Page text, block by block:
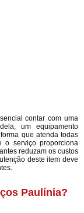
contar com uma
um equipamento
que atenda todas
o serviço proporciona
reduzam os custos
deste item deve
Paulínia?